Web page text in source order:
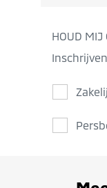
HOUD MIJ
Inschrijven